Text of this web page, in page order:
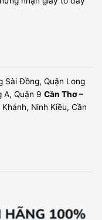
Sài Đồng, Quận Long
A, Quận 9 Cần Thơ –
Ninh Kiều, Cần